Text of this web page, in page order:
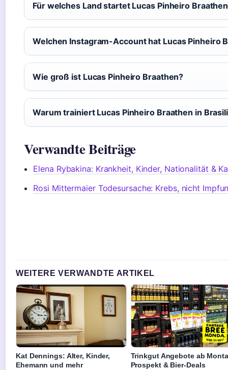
Für welches Land startet Lucas Pinheiro
Welchen Instagram-Account hat Lucas Pinheiro
Wie groß ist Lucas Pinheiro Braathen?
Warum trainiert Lucas Pinheiro Braathen in
Verwandte Beiträge
Elena Rybakina: Krankheit, Kinder, Nationalität &
Rosi Mittermaier Todesursache: Krebs, nicht
WEITERE VERWANDTE ARTIKEL
Kat Dennings: Alter, Kinder,
Ehemann und mehr
Trinkgut Angebote ab
Prospekt & Bier-Deals